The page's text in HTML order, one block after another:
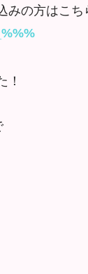
みの方はこ
！